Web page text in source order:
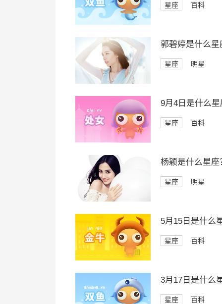
星座 百科
郭碧婷是什么星
星座 明星
9月4日是什么星
星座 百科
杨颖是什么星座
星座 明星
5月15日是什么
星座 百科
3月17日是什么
星座 百科